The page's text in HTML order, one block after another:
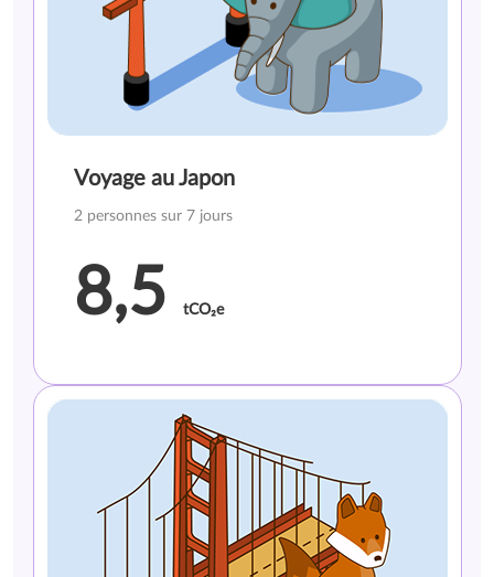
Voyage au Japon
2 personnes sur 7 jours
8,5 tCO₂e